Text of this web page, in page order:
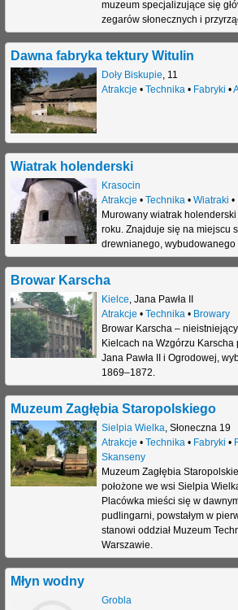
muzeum specjalizujące się
zegarów słonecznych i
Dawna fabryka tektury Witulin
Doły Biskupie, 11
Atrakcje • Technika• Fabryki •
Wiatrak holenderski
Krasocin
Atrakcje • Technika• Wiatraki •
Murowany wiatrak
roku. Znajduje się na miejscu
drewnianego, wybudowanego
Browar Karscha
Kielce, Jana Pawła II
Atrakcje • Technika• Browary
Browar Karscha –
Kielcach na Wzgórzu
Jana Pawła II i Ogrodowej,
1869–1872.
Muzeum Zagłębia Staropolskiego
Sielpia Wielka Słoneczna 19
Atrakcje • Technika • Fabryki •
Skanseny
Muzeum Zagłębia
położone we wsi Sielpia
Placówka mieści się w
pudlingarni, powstałym w
stanowi oddział Muzeum
Warszawie.
Młyn wodny
Grobla